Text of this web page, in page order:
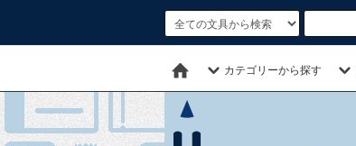
カテゴリーから探す